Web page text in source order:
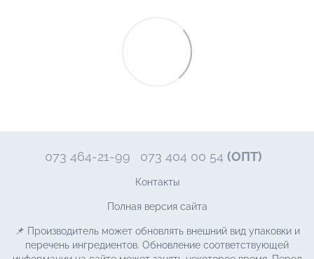
073 464-21-99 073 404 00 54 (ОПТ)
Контакты
Полная версия сайта
📌 Производитель может обновлять внешний вид упаковки и
перечень ингредиентов. Обновление соответствующей